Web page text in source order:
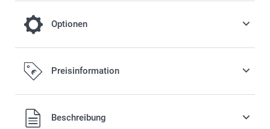
Optionen
Füllen Sie Ihre Taschen mit leckeren
Süssigkeiten!
18,00/Stück
Preisinformation
Alle Preise verstehen sich in EURO (€) inkl. MwSt. und zzgl.
Versandkosten.Beschreibung